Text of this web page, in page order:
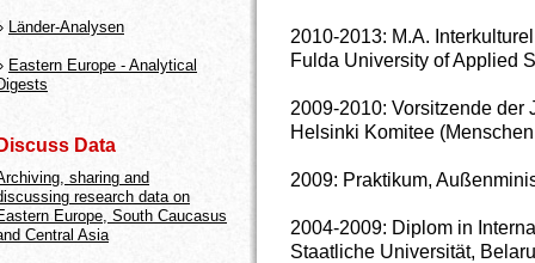
2010-2013: M.A.
Fulda University of Applied
2009-2010: Vorsitzende
Helsinki Komitee
2009: Praktikum,
2004-2009: Diplom in
Staatliche Universität,
Länder-Analysen
Eastern Europe - Analytical
Data
sharing and
research data on
Europe, South Caucasus
Central Asia